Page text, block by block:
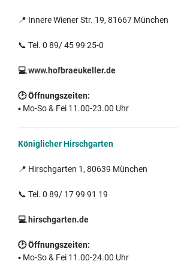
📍 Innere Wiener Str. 19, 81667 München
📞 Tel. 0 89/ 45 99 25-0
💻www.hofbraeukeller.de
🕑Öffnungszeiten:
▪️ Mo-So & Fei 11.00-23.00 Uhr
Königlicher Hirschgarten
📍 Hirschgarten 1, 80639 München
📞 Tel. 0 89/ 17 99 91 19
💻 hirschgarten.de
🕑Öffnungszeiten:
▪️ Mo-So & Fei 11.00-24.00 Uhr